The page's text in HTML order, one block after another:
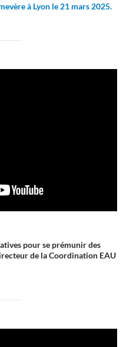
à Lyon le 21 mars 2025.
pour se prémunir des
de la Coordination EAU